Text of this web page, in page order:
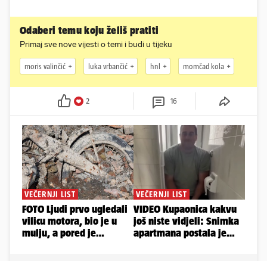
Odaberi temu koju želiš pratiti
Primaj sve nove vijesti o temi i budi u tijeku
moris valinčić luka vrbančić hnl momčad kola
2 16